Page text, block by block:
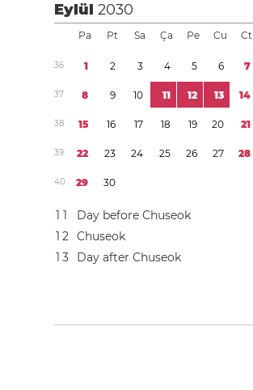
Eylül2030
Pa Pt Sa Ça Pe Cu Ct
36 1 2 3 4 5 6 7
37 8 9 10 11 12 13 14
38 15 16 17 18 19 20 21
39 22 23 24 25 26 27 28
40 29 30
1 1
Day before Chuseok
1 2 Chuseok
1 3 Day after Chuseok